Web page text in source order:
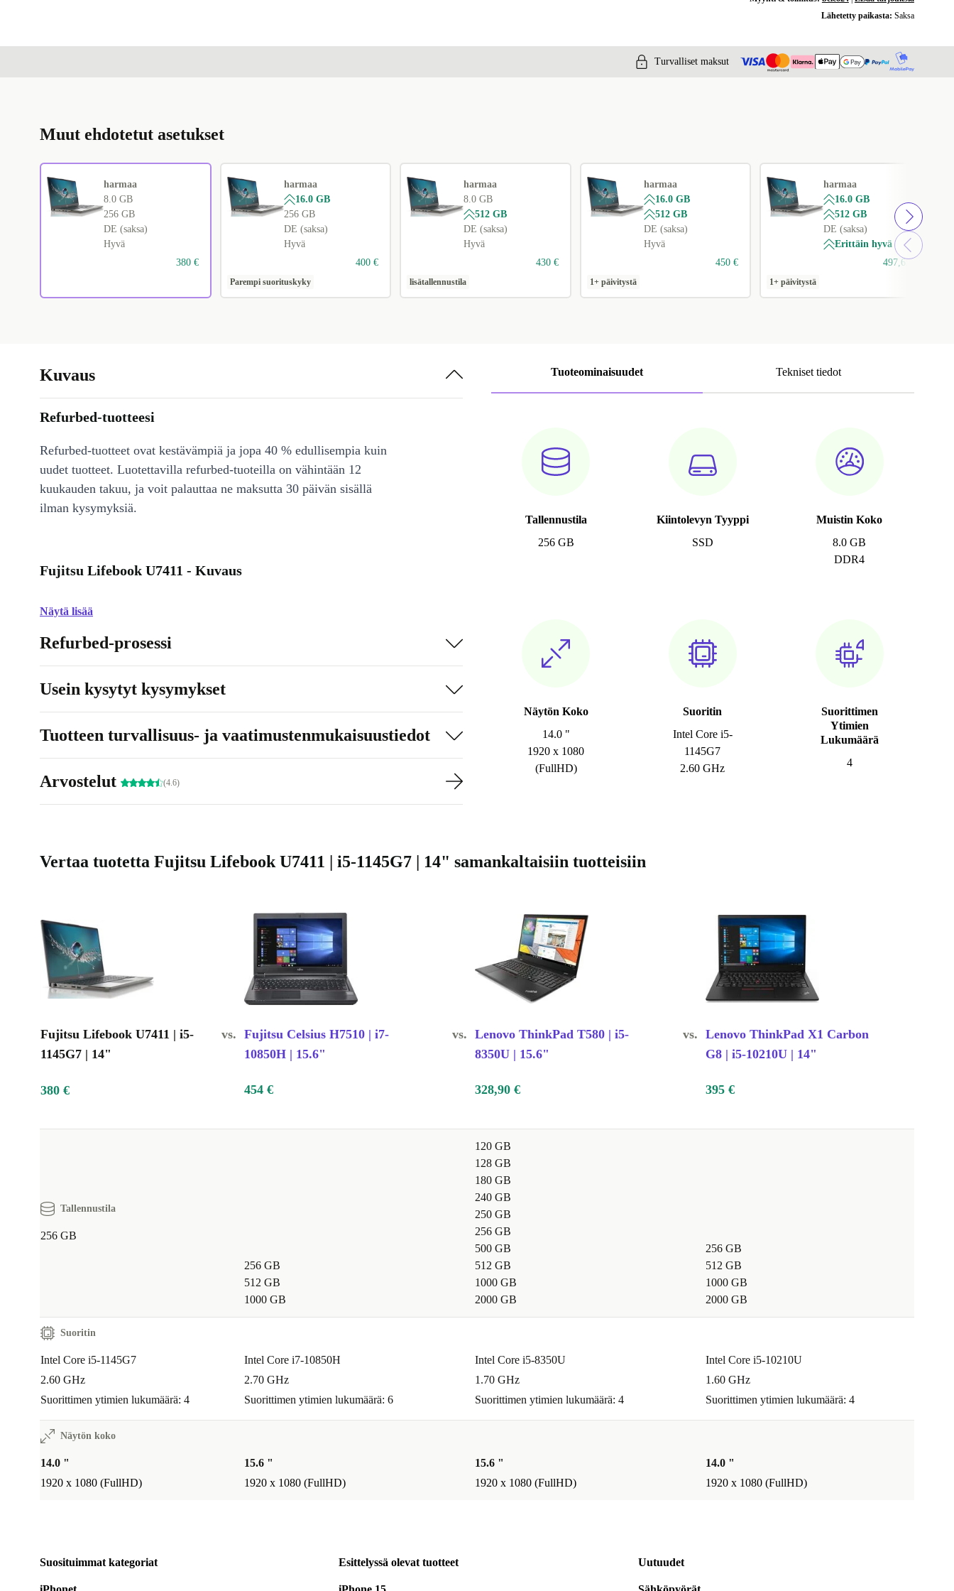
Lähetetty paikasta: Saksa
Turvalliset maksut
Muut ehdotetut asetukset
harmaa
8.0 GB
256 GB
DE (saksa)
Hyvä
380 €
harmaa
16.0 GB
256 GB
DE (saksa)
Hyvä
400 €
Parempi suorituskyky
harmaa
8.0 GB
512 GB
DE (saksa)
Hyvä
430 €
lisätallennustila
harmaa
16.0 GB
512 GB
DE (saksa)
Hyvä
450 €
1+ päivitystä
harmaa
16.0 GB
512 GB
DE (saksa)
Erittäin hyvä
497,65 €
1+ päivitystä
Tuoteominaisuudet Tekniset tiedot
Tallennustila
256 GB
Kiintolevyn Tyyppi
SSD
Muistin Koko
8.0 GB
DDR4
Näytön Koko
14.0 "
1920 x 1080
(FullHD)
Suoritin
Intel Core i5-
1145G7
2.60 GHz
Suorittimen
Ytimien
Lukumäärä
4
Kuvaus
Refurbed-tuotteesi
Refurbed-tuotteet ovat kestävämpiä ja jopa 40 % edullisempia kuin
uudet tuotteet. Luotettavilla refurbed-tuoteilla on vähintään 12
kuukauden takuu, ja voit palauttaa ne maksutta 30 päivän sisällä
ilman kysymyksiä.
Fujitsu Lifebook U7411 - Kuvaus
Näytä lisää
Refurbed-prosessi
Usein kysytyt kysymykset
Tuotteen turvallisuus- ja vaatimustenmukaisuustiedot
Arvostelut (4.6)
Vertaa tuotetta Fujitsu Lifebook U7411 | i5-1145G7 | 14" samankaltaisiin tuotteisiin
Fujitsu Lifebook U7411 | i5-
1145G7 | 14"
vs. Fujitsu Celsius H7510 | i7-
10850H | 15.6"
vs. Lenovo ThinkPad T580 | i5-
8350U | 15.6"
vs. Lenovo ThinkPad X1 Carbon
G8 | i5-10210U | 14"
380 € 454 € 328,90 € 395 €
Tallennustila
256 GB
256 GB
512 GB
1000 GB
120 GB
128 GB
180 GB
240 GB
250 GB
256 GB
500 GB
512 GB
1000 GB
2000 GB
256 GB
512 GB
1000 GB
2000 GB
Suoritin
Intel Core i5-1145G7
2.60 GHz
Suorittimen ytimien lukumäärä: 4
Intel Core i7-10850H
2.70 GHz
Suorittimen ytimien lukumäärä: 6
Intel Core i5-8350U
1.70 GHz
Suorittimen ytimien lukumäärä: 4
Intel Core i5-10210U
1.60 GHz
Suorittimen ytimien lukumäärä: 4
Näytön koko
14.0 "
1920 x 1080 (FullHD)
15.6 "
1920 x 1080 (FullHD)
15.6 "
1920 x 1080 (FullHD)
14.0 "
1920 x 1080 (FullHD)
Suosituimmat kategoriat Esittelyssä olevat tuotteet Uutuudet